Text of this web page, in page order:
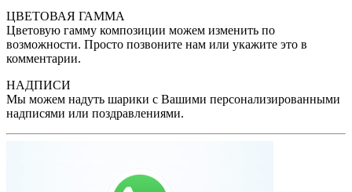
ЦВЕТОВАЯ ГАММА
Цветовую гамму композиции можем изменить по
возможности. Просто позвоните нам или укажите это в
комментарии.
НАДПИСИ
Мы можем надуть шарики с Вашими персонализированными
надписями или поздравлениями.